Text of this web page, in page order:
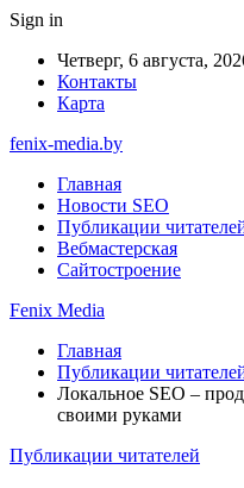
Sign in
Четверг, 6 августа,
Контакты
Карта
fenix-media.by
Главная
Новости SEO
Публикации
Вебмастерская
Сайтостроение
Fenix Media
Главная
Публикации
Локальное SEO –
своими руками
Публикации читателей